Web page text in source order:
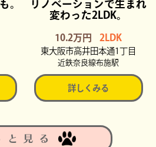
。
リノベーションで生まれ
変わった2LDK。
10.2万円 2LDK
東大阪市高井田本通1丁目
近鉄奈良線布施駅
詳しくみる
と見る